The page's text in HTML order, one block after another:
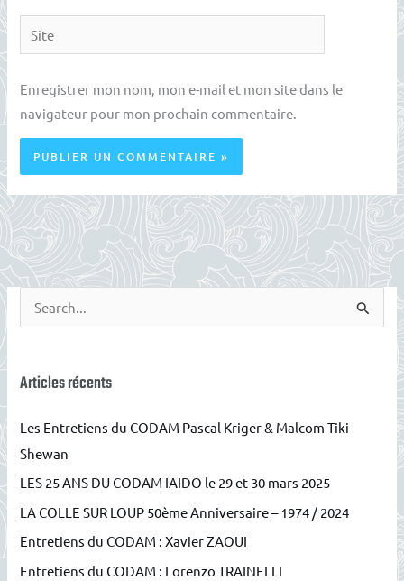
Site
Enregistrer mon nom, mon e-mail et mon site dans le
navigateur pour mon prochain commentaire.
e
h
r
c
h
e
r
Articles récents
Les Entretiens du CODAM Pascal Kriger & Malcom Tiki
Shewan
LES 25 ANS DU CODAM IAIDO le 29 et 30 mars 2025
LA COLLE SUR LOUP 50ème Anniversaire – 1974 / 2024
Entretiens du CODAM : Xavier ZAOUI
Entretiens du CODAM : Lorenzo TRAINELLI